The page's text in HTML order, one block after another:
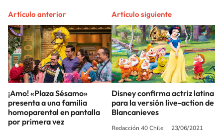
Artículo anterior
¡Amo! «Plaza Sésamo»
presenta a una familia
homoparental en pantalla
por primera vez
Artículo siguiente
Disney confirma actriz latina
para la versión live-action de
Blancanieves
Redacción 40 Chile 23/06/2021